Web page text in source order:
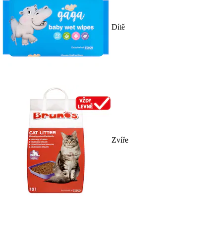
Dítě
Zvíře